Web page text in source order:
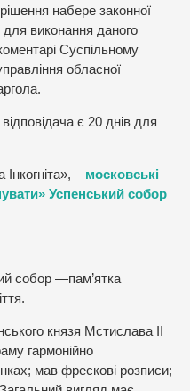
набере законної
виконання даного
Суспільному
обласної
є 20 днів для
– московські
Успенський собор
собор —пам’ятка
князя Мстислава II
гармонійно
мав фрескові розписи;